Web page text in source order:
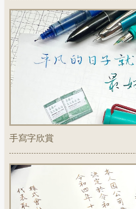
手寫字欣賞